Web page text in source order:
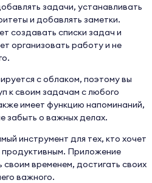
задачи, устанавливать
и добавлять заметки.
создавать списки задач и
организовать работу и не
с облаком, поэтому вы
к своим задачам с любого
имеет функцию напоминаний,
забыть о важных делах.
инструмент для тех, кто хочет
продуктивным. Приложение
временем, достигать своих
важного.